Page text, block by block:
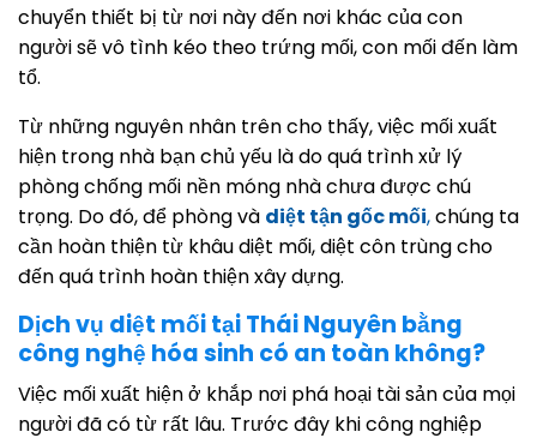
chuyển thiết bị từ nơi này đến nơi khác của con
người sẽ vô tình kéo theo trứng mối, con mối đến làm
tổ.
Từ những nguyên nhân trên cho thấy, việc mối xuất
hiện trong nhà bạn chủ yếu là do quá trình xử lý
phòng chống mối nền móng nhà chưa được chú
trọng. Do đó, để phòng và diệt tận gốc mối,chúng ta
cần hoàn thiện từ khâu diệt mối, diệt côn trùng cho
đến quá trình hoàn thiện xây dựng.
Dịch vụ diệt mối tại Thái Nguyên bằng
công nghệ hóa sinh có an toàn không?
Việc mối xuất hiện ở khắp nơi phá hoại tài sản của mọi
người đã có từ rất lâu. Trước đây khi công nghiệp